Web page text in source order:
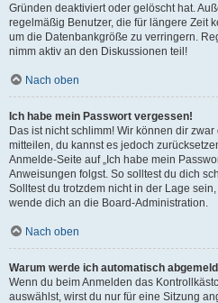
Gründen deaktiviert oder gelöscht hat.
regelmäßig Benutzer, die für längere Zeit
um die Datenbankgröße zu verringern.
nimm aktiv an den Diskussionen teil!
Nach oben
Ich habe mein Passwort vergessen!
Das ist nicht schlimm! Wir können dir
mitteilen, du kannst es jedoch
Anmelde-Seite auf „Ich habe mein
Anweisungen folgst. So solltest du dich
Solltest du trotzdem nicht in der Lage
wende dich an die Board-Administration.
Nach oben
Warum werde ich automatisch
Wenn du beim Anmelden das
auswählst, wirst du nur für eine Sitzung